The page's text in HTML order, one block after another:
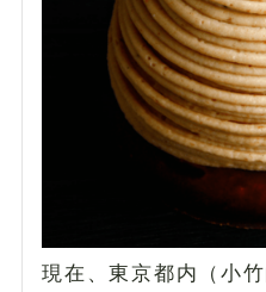
現在、東京都内（小